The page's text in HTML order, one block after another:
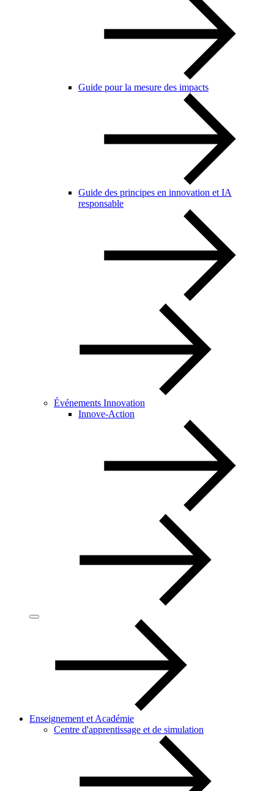
Guide pour la mesure des impacts
Guide des principes en innovation et IA
responsable
Événements Innovation
Innove-Action
Enseignement et Académie
Centre d'apprentissage et de simulation